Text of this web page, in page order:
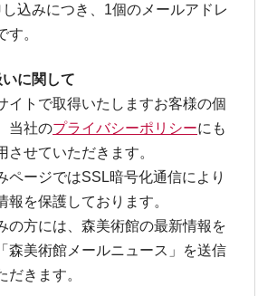
込みにつき、1個のメールアドレ
す。
に関して
イトで取得いたしますお客様の個
当社のプライバシーポリシーにも
させていただきます。
ページではSSL暗号化通信により
報を保護しております。
の方には、森美術館の最新情報を
森美術館メールニュース」を送信
だきます。